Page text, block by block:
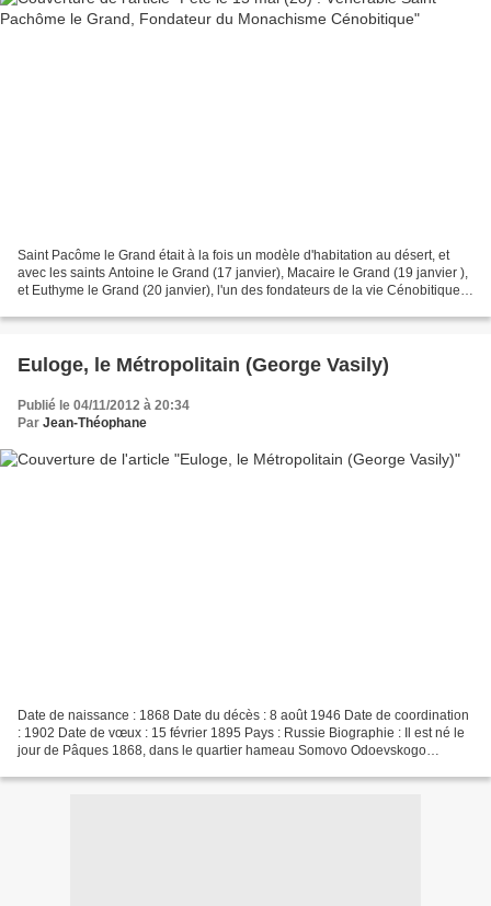
Saint Pacôme le Grand était à la fois un modèle d'habitation au désert, et
avec les saints Antoine le Grand (17 janvier), Macaire le Grand (19 janvier ),
et Euthyme le Grand (20 janvier), l'un des fondateurs de la vie Cénobitique
Euloge, le Métropolitain (George Vasily)
Publié le 04/11/2012 à 20:34
Par Jean-Théophane
Date de naissance : 1868 Date du décès : 8 août 1946 Date de coordination
: 1902 Date de vœux : 15 février 1895 Pays : Russie Biographie : Il est né le
jour de Pâques 1868, dans le quartier hameau Somovo Odoevskogo